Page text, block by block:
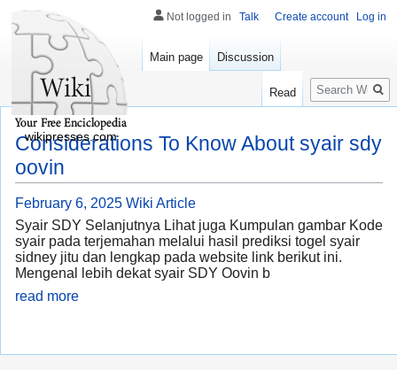
Considerations To Know About syair sdy
oovin
February 6, 2025 Wiki Article
Syair SDY Selanjutnya Lihat juga Kumpulan gambar Kode
syair pada terjemahan melalui hasil prediksi togel syair
sidney jitu dan lengkap pada website link berikut ini.
Mengenal lebih dekat syair SDY Oovin b
read more
Not logged in Talk Create account Log in
Main page Discussion
Read
Search
wikipresses.com